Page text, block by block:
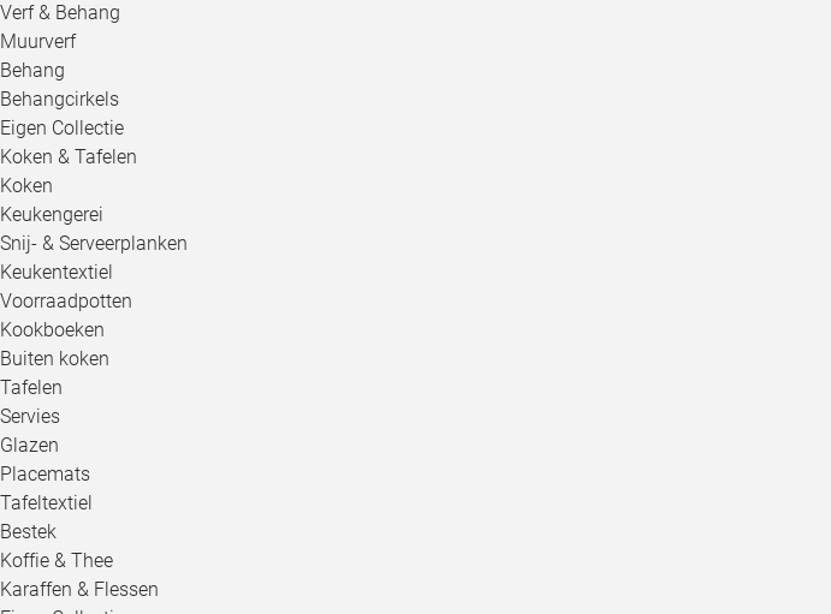
Verf & Behang
Muurverf
Behang
Behangcirkels
Eigen Collectie
Koken & Tafelen
Koken
Keukengerei
Snij- & Serveerplanken
Keukentextiel
Voorraadpotten
Kookboeken
Buiten koken
Tafelen
Servies
Glazen
Placemats
Tafeltextiel
Bestek
Koffie & Thee
Karaffen & Flessen